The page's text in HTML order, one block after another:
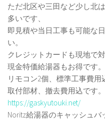
ただ北区や三田など少し北
多いです、
即見積や当日工事も可能な
い。
クレジットカードも現地で
現金特価給湯器もお得です。
リモコン2個、標準工事費用
取付部材、撤去費用込です。
https://gaskyutouki.net/
Noritz給湯器のキャッシュバ